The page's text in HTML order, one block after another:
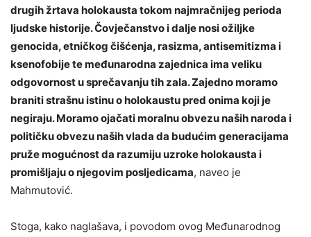
drugih žrtava holokausta tokom najmračnijeg perioda
ljudske historije. Čovječanstvo i dalje nosi ožiljke
genocida, etničkog čišćenja, rasizma, antisemitizma i
ksenofobije te međunarodna zajednica ima veliku
odgovornost u sprečavanju tih zala. Zajedno moramo
braniti strašnu istinu o holokaustu pred onima koji je
negiraju. Moramo ojačati moralnu obvezu naših naroda i
političku obvezu naših vlada da budućim generacijama
pruže mogućnost da razumiju uzroke holokausta i
promišljaju o njegovim posljedicama, naveo je
Mahmutović.
Stoga, kako naglašava, i povodom ovog Međunarodnog